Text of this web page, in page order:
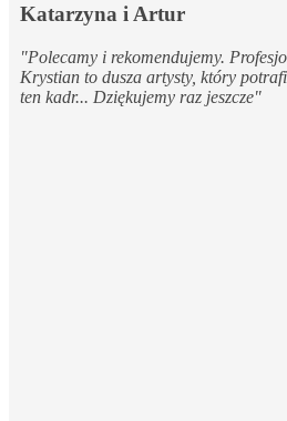
Katarzyna i Artur
"Polecamy i rekomendujemy.
Krystian to dusza artysty, który
ten kadr... Dziękujemy raz jeszcze"